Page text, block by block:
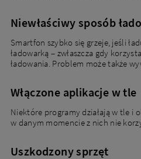
Niewłaściwy sposób
Smartfon szybko się grzeje, jeśli
ładowarką – zwłaszcza gdy
ładowania. Problem może także
Włączone aplikacje w tle
Niektóre programy działają w tle i
w danym momencie z nich nie
Uszkodzony sprzęt